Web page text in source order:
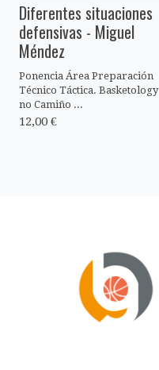
Diferentes situaciones
defensivas - Miguel
Méndez
Ponencia Área Preparación
Técnico Táctica. Basketology
no Camiño ...
12,00 €